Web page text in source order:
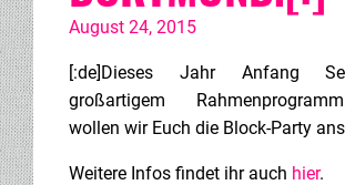
August 24, 2015
[:de]Dieses Jahr Anfang
großartigem
wollen wir Euch die Block-Party
Weitere Infos findet ihr auch hier.